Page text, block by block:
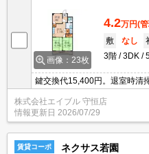
画像：23枚
4.2万円(
敷
なし
3階
3DK
鍵交換代15,400円。退室時清
金1ヵ月分増。小型犬1匹又は
株式会社エイブル 守恒店
情報更新日 2026/07/29
賃貸コーポ ネクサス若園